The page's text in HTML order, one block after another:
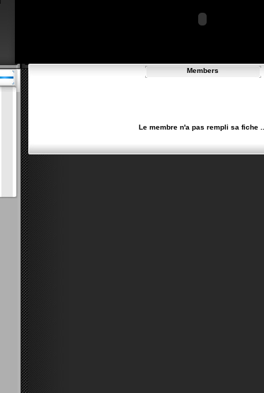
Members
Le membre n'a pas rempli sa fiche ...